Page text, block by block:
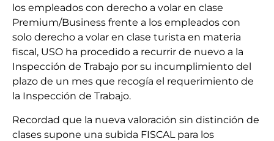
los empleados con derecho a volar en clase
Premium/Business frente a los empleados con
solo derecho a volar en clase turista en materia
fiscal, USO ha procedido a recurrir de nuevo a la
Inspección de Trabajo por su incumplimiento del
plazo de un mes que recogía el requerimiento de
la Inspección de Trabajo.
Recordad que la nueva valoración sin distinción de
clases supone una subida FISCAL para los